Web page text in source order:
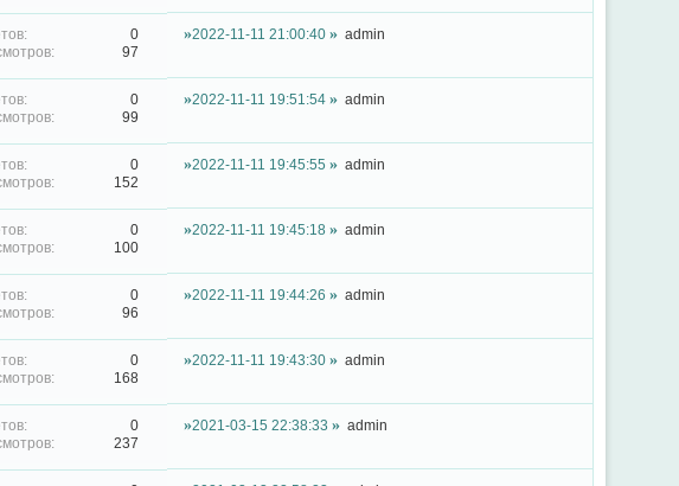
0
97
2022-11-11 21:00:40 admin
0
99
2022-11-11 19:51:54 admin
0
152
2022-11-11 19:45:55 admin
0
100
2022-11-11 19:45:18 admin
0
96
2022-11-11 19:44:26 admin
0
168
2022-11-11 19:43:30 admin
0
237
2021-03-15 22:38:33 admin